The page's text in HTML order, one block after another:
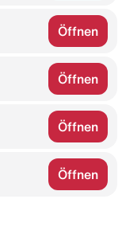
Öffnen
Öffnen
Öffnen
Öffnen